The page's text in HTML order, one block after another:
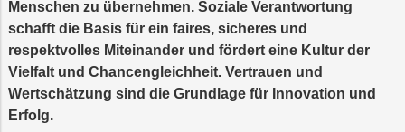
Trauer
Mobilität
SERVICE
GmbH
LINZ
Neuland
LINZ
AG
Menschen zu übernehmen. Soziale Verantwortung
schafft die Basis für ein faires, sicheres und
respektvolles Miteinander und fördert eine Kultur der
Vielfalt und Chancengleichheit. Vertrauen und
Wertschätzung sind die Grundlage für Innovation und
Erfolg.